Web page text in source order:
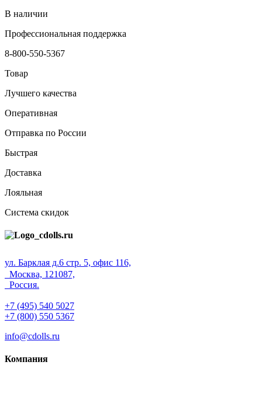
В наличии
Профессиональная поддержка
8-800-550-5367
Товар
Лучшего качества
Оперативная
Отправка по России
Быстрая
Доставка
Лояльная
Система скидок
ул. Барклая д.6 стр. 5, офис 116,
Москва, 121087,
Россия.
+7 (495) 540 5027
+7 (800) 550 5367
info@cdolls.ru
Компания